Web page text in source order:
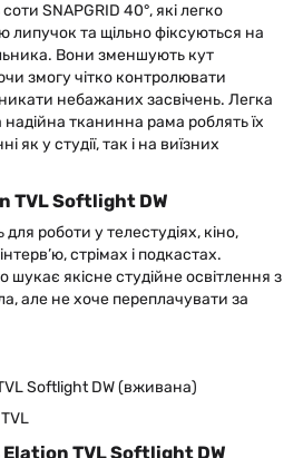
SNAPGRID 40°, які легко
липучок та щільно фіксуються на
Вони зменшують кут
змогу чітко контролювати
небажаних засвічень. Легка
тканинна рама роблять їх
як у студії, так і на виїзних
TVL Softlight DW
роботи у телестудіях, кіно,
стрімах і подкастах.
шукає якісне студійне освітлення з
але не хоче переплачувати за
Softlight DW (вживана)
Elation TVL Softlight DW